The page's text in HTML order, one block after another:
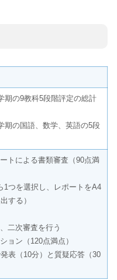
期の9教科5段階評定の総計
期の国語、数学、英語の5段
トによる書類審査（90点満
1つを選択し、レポートをA4
する）
二次審査を行う
ョン（120点満点）
表（10分）と質疑応答（30